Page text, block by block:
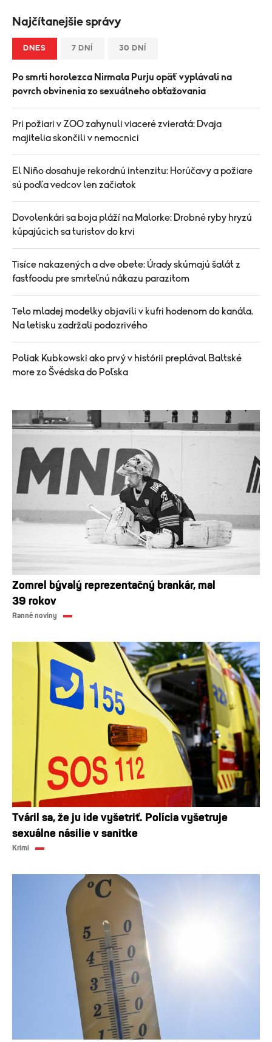
Najčítanejšie správy
DNES 7 DNÍ 30 DNÍ
Po smrti horolezca Nirmala Purju opäť vyplávali na
povrch obvinenia zo sexuálneho obťažovania
Pri požiari v ZOO zahynuli viaceré zvieratá: Dvaja
majitelia skončili v nemocnici
El Niño dosahuje rekordnú intenzitu: Horúčavy a požiare
sú podľa vedcov len začiatok
Dovolenkári sa boja pláží na Malorke: Drobné ryby hryzú
kúpajúcich sa turistov do krvi
Tisíce nakazených a dve obete: Úrady skúmajú šalát z
fastfoodu pre smrteľnú nákazu parazitom
Telo mladej modelky objavili v kufri hodenom do kanála.
Na letisku zadržali podozrivého
Poliak Kubkowski ako prvý v histórii preplával Baltské
more zo Švédska do Poľska
Zomrel bývalý reprezentačný brankár, mal
39 rokov
Ranné noviny
Tváril sa, že ju ide vyšetriť. Polícia vyšetruje
sexuálne násilie v sanitke
Krimi